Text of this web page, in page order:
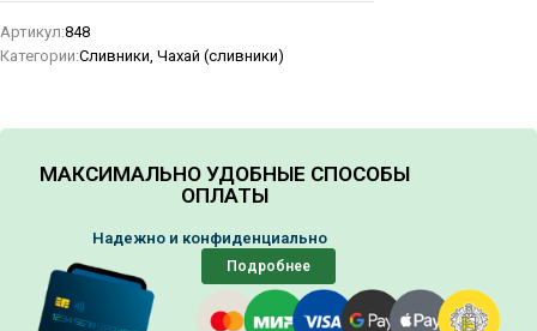
Артикул:848
Категории:Сливники, Чахай (сливники)
МАКСИМАЛЬНО УДОБНЫЕ СПОСОБЫ
ОПЛАТЫ
Надежно и конфиденциально
Подробнее